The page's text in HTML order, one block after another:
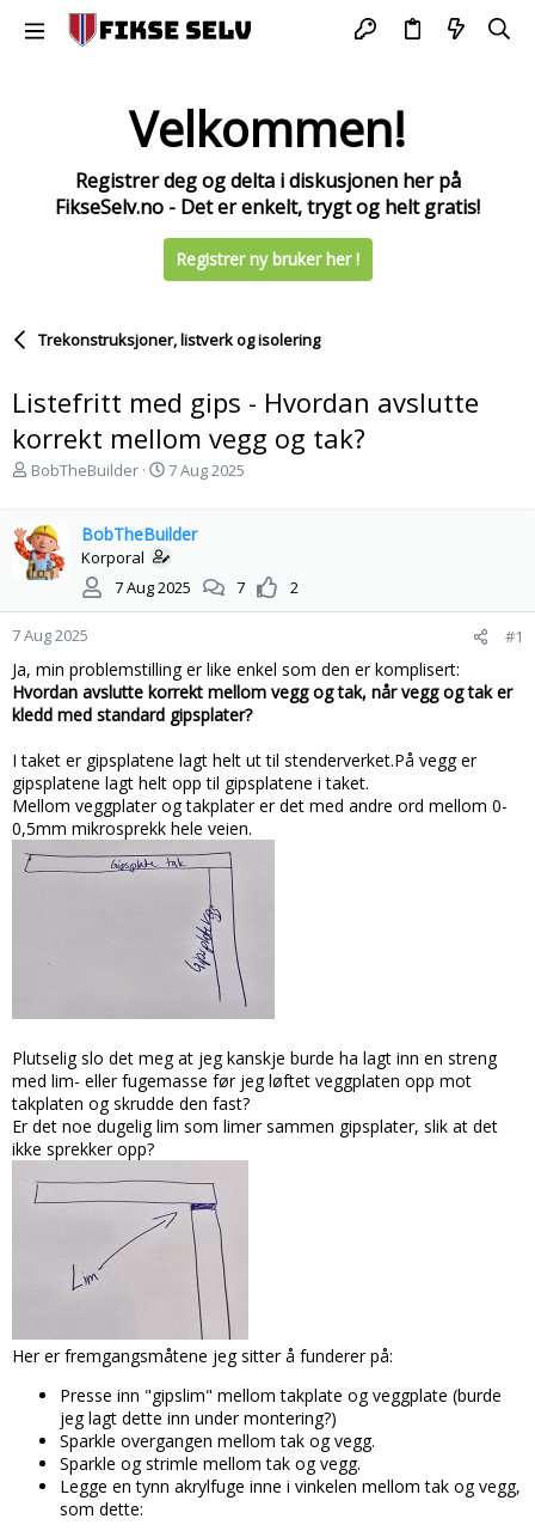
Velkommen!
Registrer deg og delta i diskusjonen her på
FikseSelv.no - Det er enkelt, trygt og helt gratis!
Registrer ny bruker her !
Trekonstruksjoner, listverk og isolering
Listefritt med gips - Hvordan avslutte
korrekt mellom vegg og tak?
T
d
s
t
r
t
e
r
BobTheBuilder
S
r
t
a
t
7 Aug 2025
BobTheBuilder
Korporal
7 Aug 2025
7 2
7 Aug 2025 #1
Ja, min problemstilling er like enkel som den er komplisert:
Hvordan avslutte korrekt mellom vegg og tak, når vegg og tak er
kledd med standard gipsplater?
I taket er gipsplatene lagt helt ut til stenderverket.På vegg er
gipsplatene lagt helt opp til gipsplatene i taket.
Mellom veggplater og takplater er det med andre ord mellom 0-
0,5mm mikrosprekk hele veien.
Plutselig slo det meg at jeg kanskje burde ha lagt inn en streng
med lim- eller fugemasse før jeg løftet veggplaten opp mot
takplaten og skrudde den fast?
Er det noe dugelig lim som limer sammen gipsplater, slik at det
ikke sprekker opp?
Her er fremgangsmåtene jeg sitter å funderer på:
Presse inn "gipslim" mellom takplate og veggplate (burde
jeg lagt dette inn under montering?)
Sparkle overgangen mellom tak og vegg.
Sparkle og strimle mellom tak og vegg.
Legge en tynn akrylfuge inne i vinkelen mellom tak og vegg,
som dette: